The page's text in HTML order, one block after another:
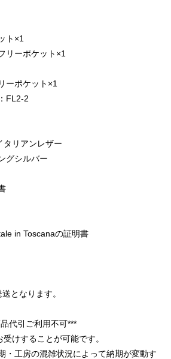
ト×1
リーポケット×1
ーポケット×1
FL2-2
タリアンレザー
グシルバー
in Toscanaの証明書
となります。
代引ご利用不可***
けすることが可能です。
・工房の混雑状況によって納期が変動す